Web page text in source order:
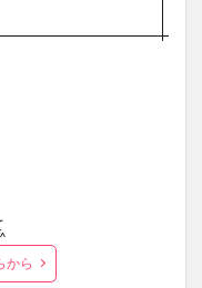
から